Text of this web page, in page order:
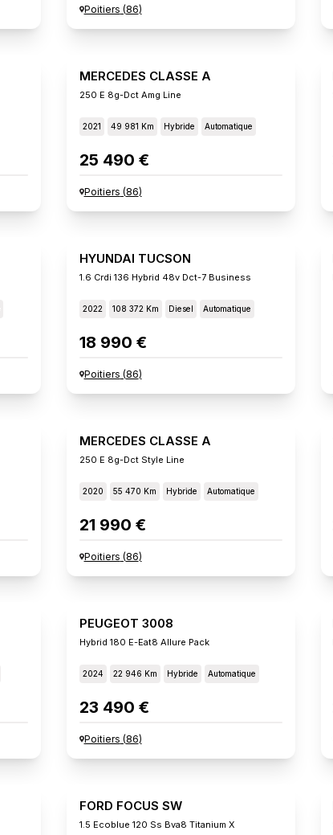
Poitiers (86)
MERCEDES CLASSE A
250 E 8g-Dct Amg Line
2021 49 981 Km Hybride Automatique
25 490 €
Poitiers (86)
HYUNDAI TUCSON
1.6 Crdi 136 Hybrid 48v Dct-7 Business
2022 108 372 Km Diesel Automatique
18 990 €
Poitiers (86)
MERCEDES CLASSE A
250 E 8g-Dct Style Line
2020 55 470 Km Hybride Automatique
21 990 €
Poitiers (86)
PEUGEOT 3008
Hybrid 180 E-Eat8 Allure Pack
2024 22 946 Km Hybride Automatique
23 490 €
Poitiers (86)
FORD FOCUS SW
1.5 Ecoblue 120 Ss Bva8 Titanium X